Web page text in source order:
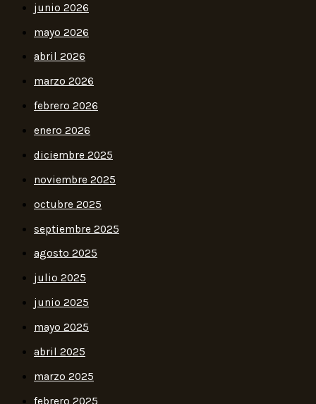
junio 2026
mayo 2026
abril 2026
marzo 2026
febrero 2026
enero 2026
diciembre 2025
noviembre 2025
octubre 2025
septiembre 2025
agosto 2025
julio 2025
junio 2025
mayo 2025
abril 2025
marzo 2025
febrero 2025